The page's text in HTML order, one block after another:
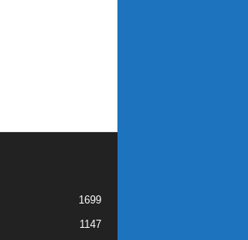
1699
1147